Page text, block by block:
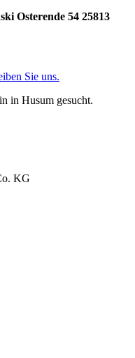
Osterende 54 25813
Sie uns.
KG